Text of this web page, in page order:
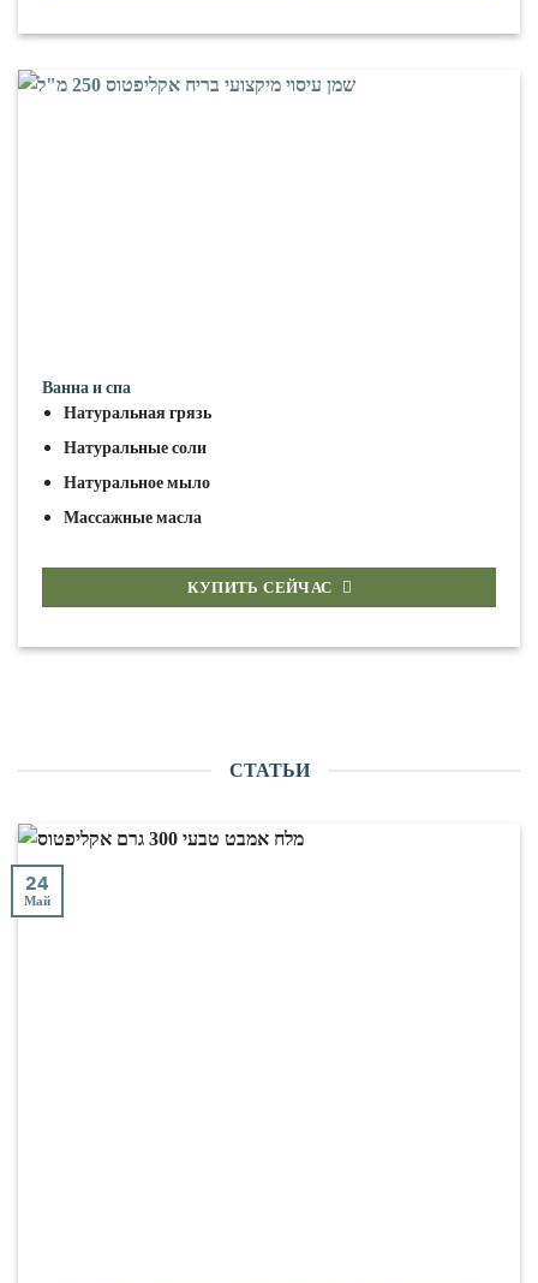
Ванна и спа
Натуральная грязь
Натуральные соли
Натуральное мыло
Массажные масла
КУПИТЬ СЕЙЧАС
СТАТЬИ
24
Май